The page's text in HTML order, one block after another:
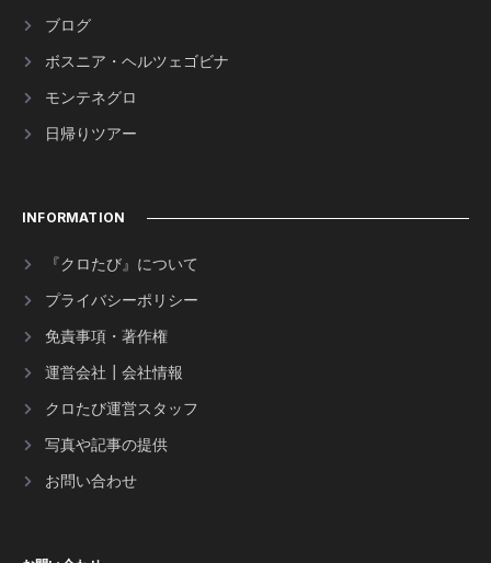
ブログ
ボスニア・ヘルツェゴビナ
モンテネグロ
日帰りツアー
INFORMATION
『クロたび』について
プライバシーポリシー
免責事項・著作権
運営会社┃会社情報
クロたび運営スタッフ
写真や記事の提供
お問い合わせ